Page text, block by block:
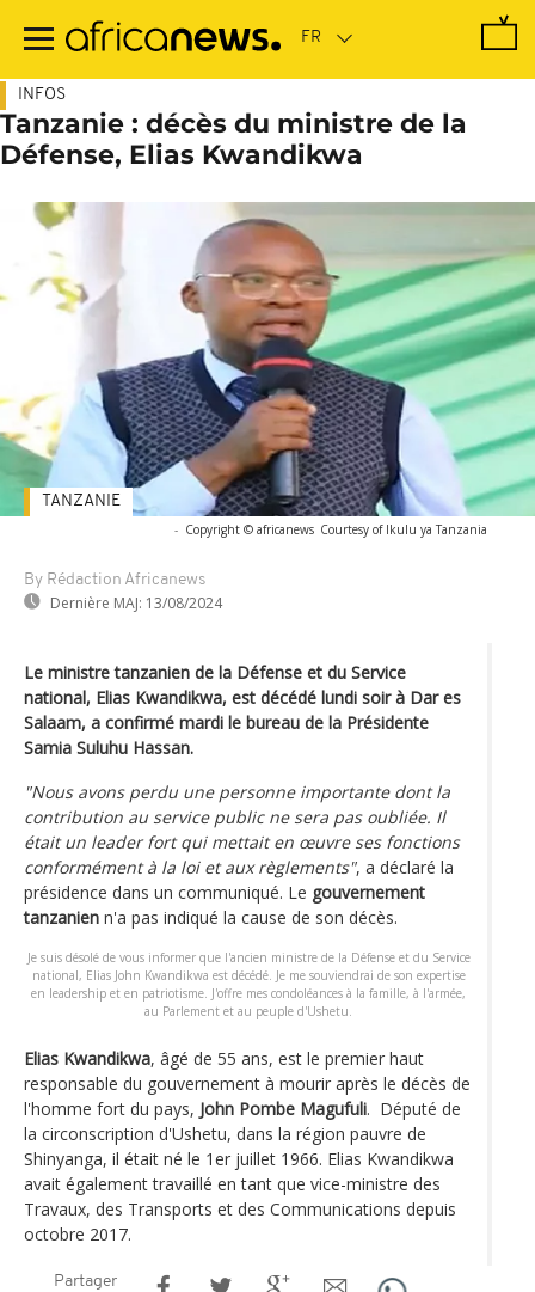
contenu
INFOS
Tanzanie : décès du ministre de la
Défense, Elias Kwandikwa
- Copyright © africanews Courtesy of Ikulu ya Tanzania
By Rédaction Africanews
Dernière MAJ: 13/08/2024
TANZANIE
Le ministre tanzanien de la Défense et du Service
national, Elias Kwandikwa, est décédé lundi soir à Dar es
Salaam, a confirmé mardi le bureau de la Présidente
Samia Suluhu Hassan.
"Nous avons perdu une personne importante dont la
contribution au service public ne sera pas oubliée. Il
était un leader fort qui mettait en œuvre ses fonctions
conformément à la loi et aux règlements", a déclaré la
présidence dans un communiqué. Le gouvernement
tanzanien n'a pas indiqué la cause de son décès.
Je suis désolé de vous informer que l'ancien ministre de la Défense et du Service
national, Elias John Kwandikwa est décédé. Je me souviendrai de son expertise
en leadership et en patriotisme. J'offre mes condoléances à la famille, à l'armée,
au Parlement et au peuple d'Ushetu.
Elias Kwandikwa, âgé de 55 ans, est le premier haut
responsable du gouvernement à mourir après le décès de
l'homme fort du pays, John Pombe Magufuli. Député de
la circonscription d'Ushetu, dans la région pauvre de
Shinyanga, il était né le 1er juillet 1966. Elias Kwandikwa
avait également travaillé en tant que vice-ministre des
Travaux, des Transports et des Communications depuis
octobre 2017.
Partager